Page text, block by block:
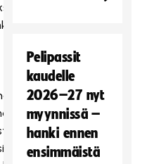
Pelipassit
kaudelle
2026–27 nyt
myynnissä –
hanki ennen
ensimmäistä